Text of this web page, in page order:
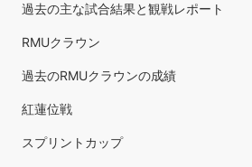
過去の主な試合結果と観戦レポート
RMUクラウン
過去のRMUクラウンの成績
紅蓮位戦
スプリントカップ